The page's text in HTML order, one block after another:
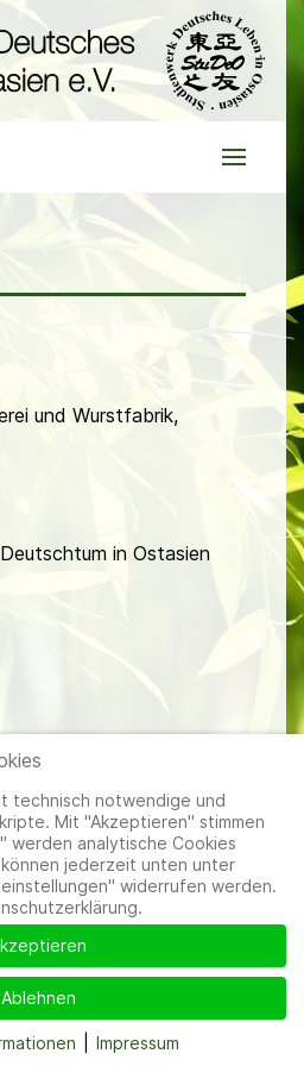
und Wurstfabrik,
in Ostasien
| Datenschutzerklärung|Cookie-
technisch notwendige und
Mit "Akzeptieren" stimmen
werden analytische Cookies
jederzeit unten unter
widerrufen werden.
Ablehnen
Impressum